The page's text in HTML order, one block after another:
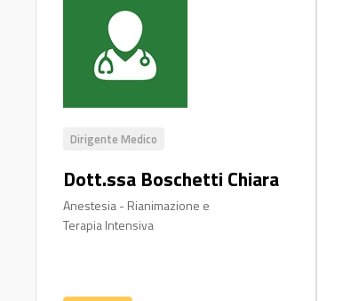
Dirigente Medico
Dott.ssa Boschetti Chiara
Anestesia - Rianimazione e
Terapia Intensiva